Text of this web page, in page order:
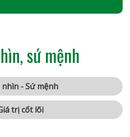
sứ mệnh
nhìn - Sứ mệnh
trị cốt lõi